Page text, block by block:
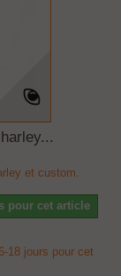
et custom.
pour cet article
18 jours pour cet